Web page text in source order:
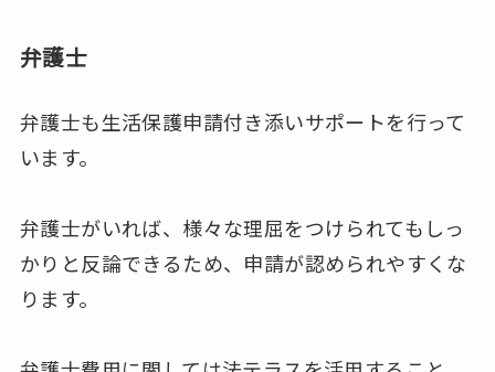
弁護士
弁護士も生活保護申請付き添いサポートを行って
います。
弁護士がいれば、様々な理屈をつけられてもしっ
かりと反論できるため、申請が認められやすくな
ります。